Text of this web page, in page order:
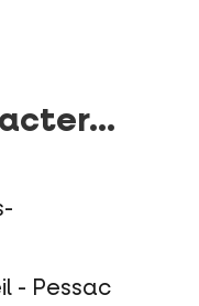
- Pessac